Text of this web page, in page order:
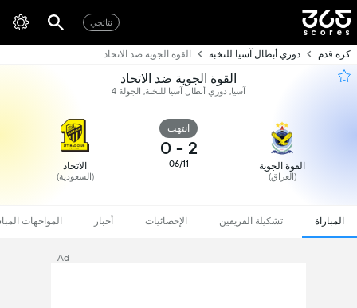
نتائجي
كرة قدم دوري أبطال آسيا للنخبة القوة الجوية ضد الاتحاد
القوة الجوية ضد الاتحاد
آسيا, دوري أبطال آسيا للنخبة, الجولة 4
القوة الجوية
(العراق)
انتهت
2
-
0
06/11 الاتحاد
(السعودية)
المباراة تشكيلة الفريقين الإحصائيات أخبار المواجهات
Ad